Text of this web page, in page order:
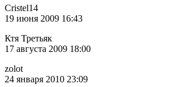
Cristel14
19 июня 2009 16:43
Ктя Третьяк
17 августа 2009 18:00
zolot
24 января 2010 23:09